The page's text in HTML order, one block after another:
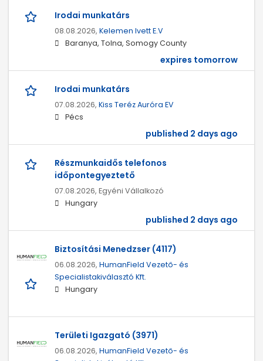
Irodai munkatárs
08.08.2026, Kelemen Ivett E.V
Baranya, Tolna, Somogy County
expires tomorrow
Irodai munkatárs
07.08.2026, Kiss Teréz Auróra EV
Pécs
published 2 days ago
Részmunkaidős telefonos
időpontegyeztető
07.08.2026, Egyéni Vállalkozó
Hungary
published 2 days ago
Biztosítási Menedzser (4117)
06.08.2026, HumanField Vezető- és
Specialistakiválasztó Kft.
Hungary
Területi Igazgató (3971)
06.08.2026, HumanField Vezető- és